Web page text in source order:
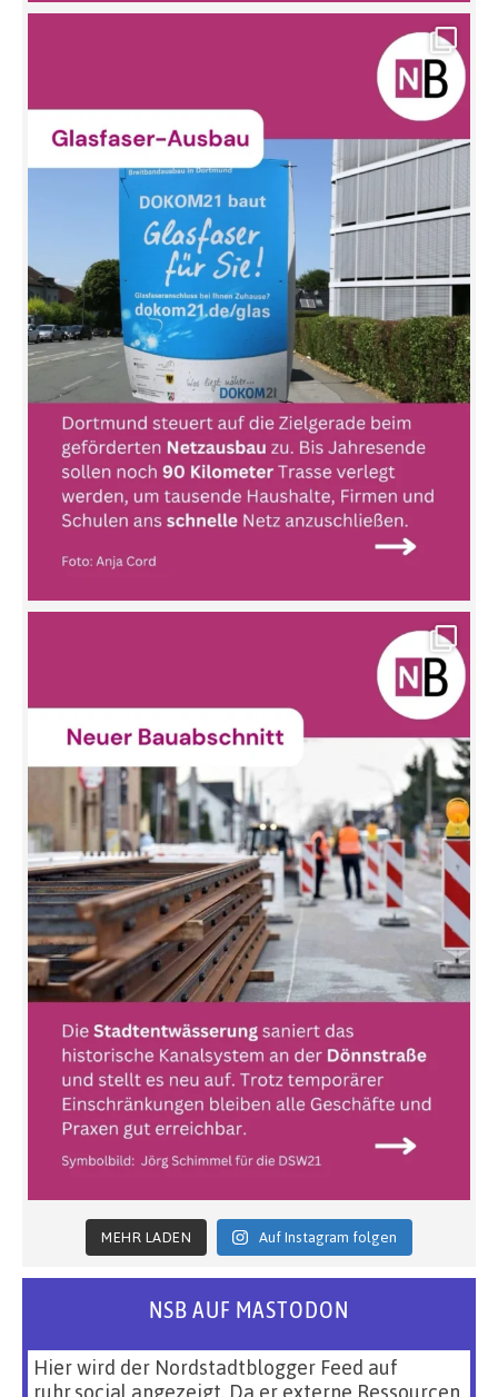
MEHR LADEN Auf Instagram folgen
NSB AUF MASTODON
Hier wird der Nordstadtblogger Feed auf
ruhr.social angezeigt. Da er externe Ressourcen